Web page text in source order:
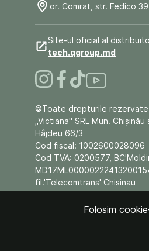
or. Comrat, str. Fedico 39
Site-ul oficial al
tech.qgroup.md
©Toate drepturile
„Victiana" SRL Mun.
Hâjdeu 66/3
Cod fiscal: 1002600028096
Cod TVA: 0200577,
fil.'Telecomtrans' Chisinau
Folosim